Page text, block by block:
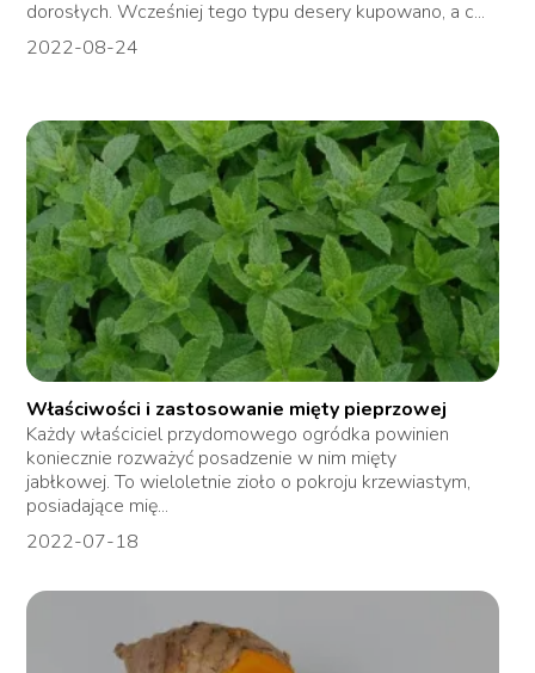
dorosłych. Wcześniej tego typu desery kupowano, a c...
2022-08-24
Właściwości i zastosowanie mięty pieprzowej
Każdy właściciel przydomowego ogródka powinien
koniecznie rozważyć posadzenie w nim mięty
jabłkowej. To wieloletnie zioło o pokroju krzewiastym,
posiadające mię...
2022-07-18